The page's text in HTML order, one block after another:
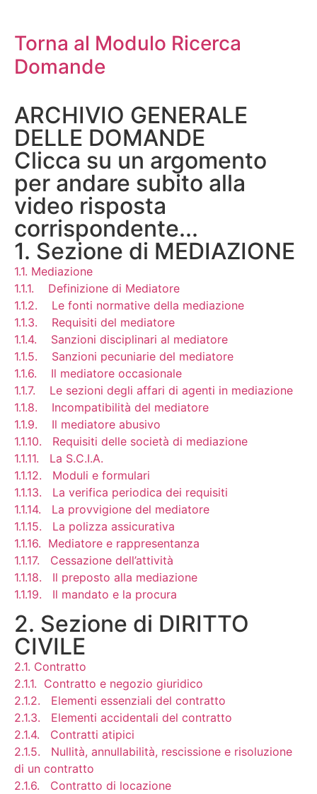
Torna al Modulo Ricerca
Domande
ARCHIVIO GENERALE
DELLE DOMANDE
Clicca su un argomento
per andare subito alla
video risposta
corrispondente...
1. Sezione di MEDIAZIONE
1.1. Mediazione
1.1.1. Definizione di Mediatore
1.1.2. Le fonti normative della mediazione
1.1.3. Requisiti del mediatore
1.1.4. Sanzioni disciplinari al mediatore
1.1.5. Sanzioni pecuniarie del mediatore
1.1.6. Il mediatore occasionale
1.1.7. Le sezioni degli affari di agenti in mediazione
1.1.8. Incompatibilità del mediatore
1.1.9. Il mediatore abusivo
1.1.10. Requisiti delle società di mediazione
1.1.11. La S.C.I.A.
1.1.12. Moduli e formulari
1.1.13. La verifica periodica dei requisiti
1.1.14. La provvigione del mediatore
1.1.15. La polizza assicurativa
1.1.16. Mediatore e rappresentanza
1.1.17. Cessazione dell’attività
1.1.18. Il preposto alla mediazione
1.1.19. Il mandato e la procura
2. Sezione di DIRITTO
CIVILE
2.1. Contratto
2.1.1. Contratto e negozio giuridico
2.1.2. Elementi essenziali del contratto
2.1.3. Elementi accidentali del contratto
2.1.4. Contratti atipici
2.1.5. Nullità, annullabilità, rescissione e risoluzione
di un contratto
2.1.6. Contratto di locazione